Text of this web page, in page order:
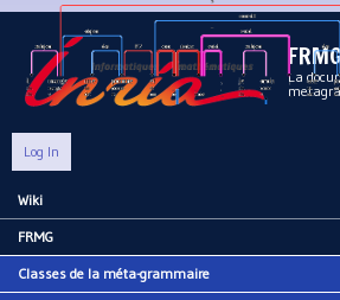
Aller au contenu principal
La
Log In
Main menu
Wiki
FRMG
Classes de la méta-grammaire